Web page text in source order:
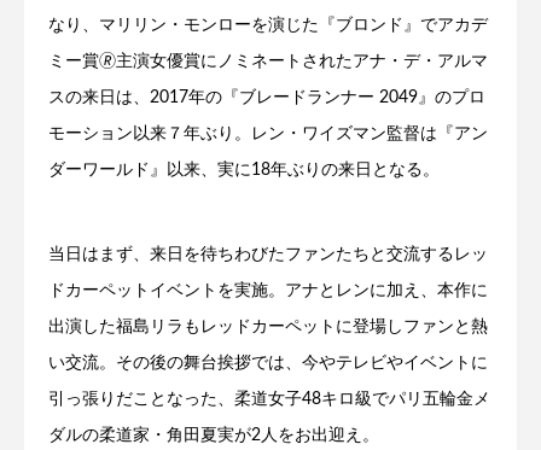
なり、マリリン・モンローを演じた『ブロンド』でアカデ
ミー賞🄬主演女優賞にノミネートされたアナ・デ・アルマ
スの来日は、2017年の『ブレードランナー 2049』のプロ
モーション以来７年ぶり。レン・ワイズマン監督は『アン
ダーワールド』以来、実に18年ぶりの来日となる。
当日はまず、来日を待ちわびたファンたちと交流するレッ
ドカーペットイベントを実施。アナとレンに加え、本作に
出演した福島リラもレッドカーペットに登場しファンと熱
い交流。その後の舞台挨拶では、今やテレビやイベントに
引っ張りだことなった、柔道女子48キロ級でパリ五輪金メ
ダルの柔道家・角田夏実が2人をお出迎え。